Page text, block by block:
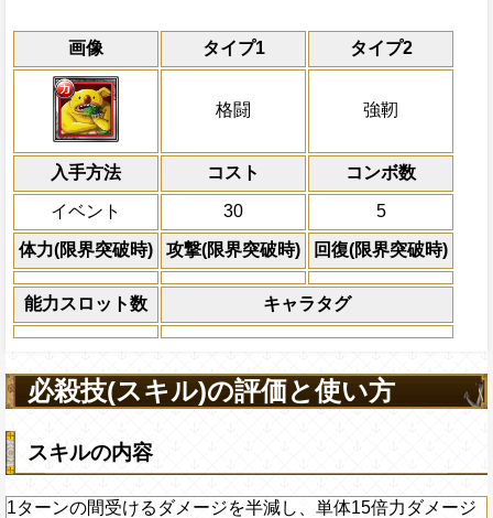
画像 タイプ1 タイプ2
格闘 強靭
入手方法 コスト コンボ数
イベント 30 5
体力(限界突破時) 攻撃(限界突破時) 回復(限界突破時)
能力スロット数 キャラタグ
通常 45→15ターン
限界突破
通常時
1ターンの間受けるダメージを半減し、
上限突破
共闘性能
船長効果
冒険開始時の必殺タ
にし、他の属性キャ
必殺技
ターン数：8
敵1体のHPを25%減
体力の上限を無視し
×30倍の全プレイヤー
(最大体力の2倍上限
えている時、体力満
になる)、全プレイヤ
果無効を2ターン回復
アクション
2ターンの間敵全体の
を30%下げ、強靭タ
通常時
なし
Lv上限突破
必殺技(スキル)の評価と使い方
スキルの内容
1ターンの間受けるダメージを半減し、単体15倍力ダメージ